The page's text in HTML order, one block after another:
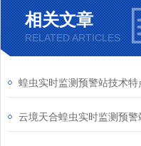
相关文章
RELATED ARTICLES